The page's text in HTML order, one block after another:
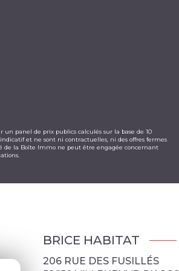
un panel de prix publics calculés sur la base de 10
et ne sont ni contractuelles, ni des offres fermes
de la Boîte Immo ne peut être engagée concernant
BRICE HABITAT
206 RUE DES FUSILLÉS